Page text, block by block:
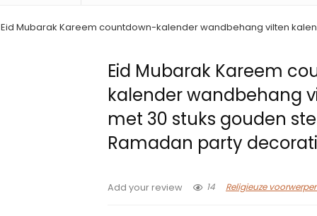
Eid Mubarak Kareem countdown-kalender wandbehang vilten
Eid Mubarak Kareem
kalender wandbehang
met 30 stuks gouden
Ramadan party
Add your review 14 Religieuze